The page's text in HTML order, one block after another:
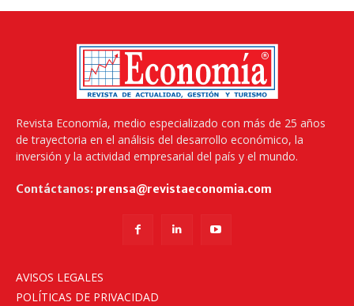
Revista Economía, medio especializado con más de 25 años
de trayectoria en el análisis del desarrollo económico, la
inversión y la actividad empresarial del país y el mundo.
Contáctanos: prensa@revistaeconomia.com
AVISOS LEGALES
POLÍTICAS DE PRIVACIDAD